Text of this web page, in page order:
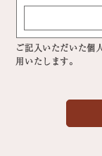
ご記入いただいた個
用いたします。